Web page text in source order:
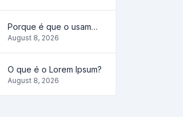
Porque é que o usamos?
August 8, 2026
O que é o Lorem Ipsum?
August 8, 2026